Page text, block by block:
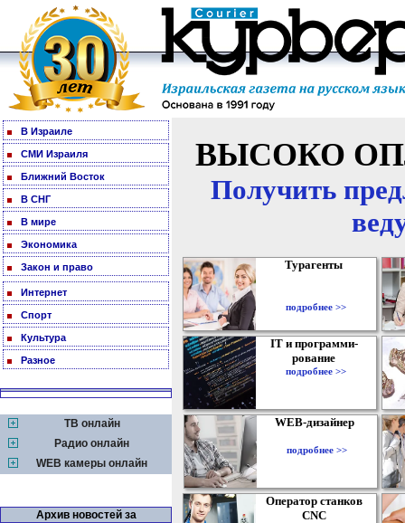
В Израиле
СМИ Израиля
Ближний Восток
В СНГ
В мире
Экономика
Закон и право
Интернет
Спорт
Культура
Разное
ТВ онлайн
Радио онлайн
WEB камеры онлайн
Архив новостей за
ВЫСОКО
Получить
Турагенты
подробнее >>
IT и программи-
рование
подробнее >>
WEB-дизайнер
подробнее >>
Оператор станков
CNC